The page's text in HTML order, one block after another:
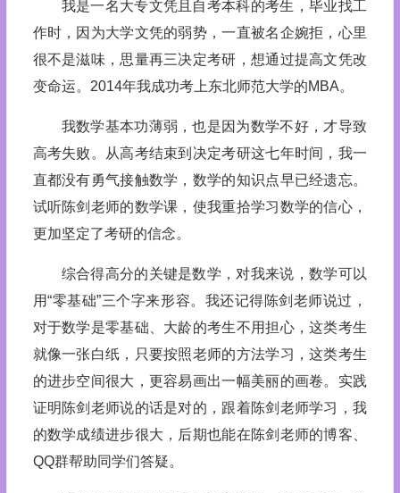
我是一名大专文凭且自考本科的考生，毕业找工
作时，因为大学文凭的弱势，一直被名企婉拒，心里
很不是滋味，思量再三决定考研，想通过提高文凭改
变命运。2014年我成功考上东北师范大学的MBA。
我数学基本功薄弱，也是因为数学不好，才导致
高考失败。从高考结束到决定考研这七年时间，我一
直都没有勇气接触数学，数学的知识点早已经遗忘。
试听陈剑老师的数学课，使我重拾学习数学的信心，
更加坚定了考研的信念。
综合得高分的关键是数学，对我来说，数学可以
用“零基础”三个字来形容。我还记得陈剑老师说过，
对于数学是零基础、大龄的考生不用担心，这类考生
就像一张白纸，只要按照老师的方法学习，这类考生
的进步空间很大，更容易画出一幅美丽的画卷。实践
证明陈剑老师说的话是对的，跟着陈剑老师学习，我
的数学成绩进步很大，后期也能在陈剑老师的博客、
QQ群帮助同学们答疑。